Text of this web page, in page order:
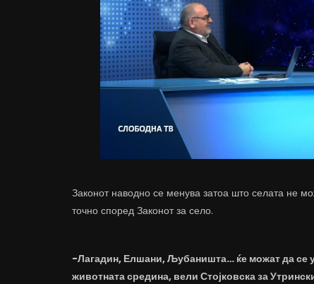
Законот наводно се менува затоа што селата не
точно според Законот за село.
-Лагадин, Елшани, Љубаништа… ќе можат да се
животната средина, вели Стојковска за